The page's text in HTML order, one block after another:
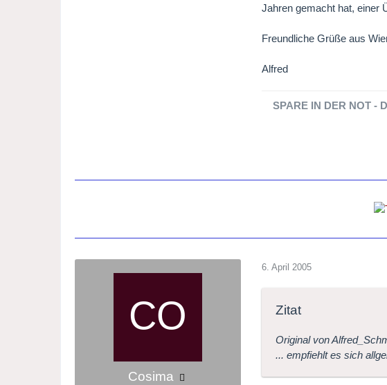
Jahren gemacht hat, einer
Freundliche Grüße aus
Alfred
SPARE IN DER NOT -
Cosima
6. April 2005
Zitat
Original von
... empfiehlt es sich